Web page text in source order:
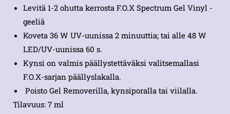
Levitä 1-2 ohutta kerrosta F.O.X Spectrum Gel Vinyl -
geeliä
Koveta 36 W UV-uunissa 2 minuuttia; tai alle 48 W
LED/UV-uunissa 60 s.
Kynsi on valmis päällystettäväksi valitsemallasi
F.O.X-sarjan päällyslakalla.
Poisto Gel Removerilla, kynsiporalla tai viilalla.
Tilavuus: 7 ml